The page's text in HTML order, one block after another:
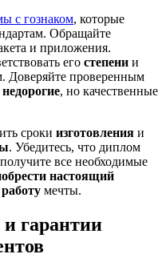
с гознаком, которые
Обращайте
и приложения.
его степени и
Доверяйте проверенным
недорогие, но качественные
сроки изготовления и
. Убедитесь, что диплом
все необходимые
настоящий
работу мечты.
гарантии